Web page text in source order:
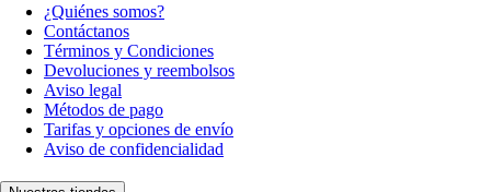
¿Quiénes somos?
Contáctanos
Términos y Condiciones
Devoluciones y reembolsos
Aviso legal
Métodos de pago
Tarifas y opciones de envío
Aviso de confidencialidad